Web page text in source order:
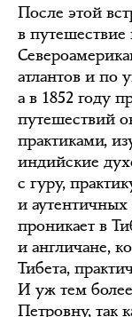
После этой
в
атлантов и по
а в 1852 году
путешествий
практиками,
индийские
с гуру,
и аутентичных
проникает в
и англичане,
Тибета,
И уж тем
Петровну, так